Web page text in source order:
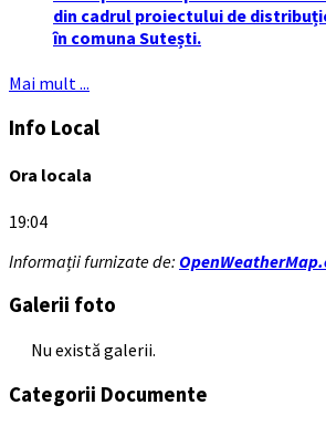
din cadrul proiectului de
în comuna Sutești.
Mai mult ...
Info Local
Ora locala
19:04
Informații furnizate de:
Galerii foto
Nu există galerii.
Categorii Documente